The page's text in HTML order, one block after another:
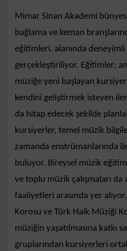
Mimar Sinan Akademi
bağlama ve keman
eğitimleri, alanında
gerçekleştiriliyor. Eğitimler;
müziğe yeni başlayan
kendini geliştirmek isteyen
da hitap edecek şekilde
kursiyerler, temel müzik
zamanda enstrümanlarında
buluyor. Bireysel müzik
ve toplu müzik çalışmaları
faaliyetleri arasında yer
Korosu ve Türk Halk Müziği
müziğin yaşatılmasına katkı
gruplarından kursiyerleri